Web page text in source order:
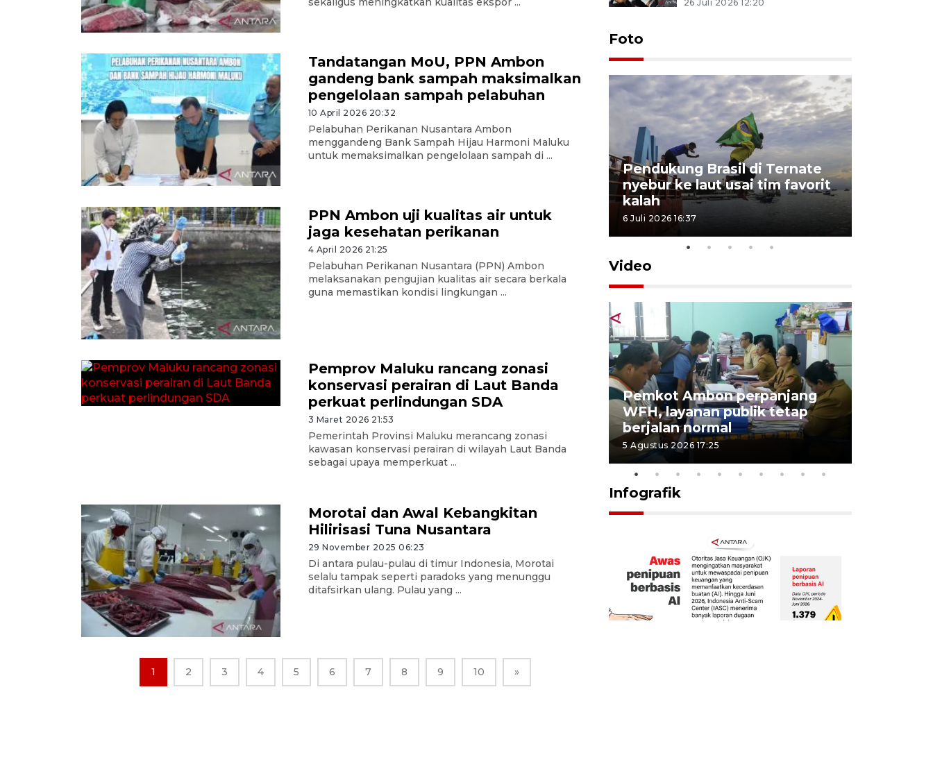
Tandatangan MoU, PPN Ambon
gandeng bank sampah maksimalkan
pengelolaan sampah pelabuhan
10 April 2026 20:32
Pelabuhan Perikanan Nusantara Ambon
menggandeng Bank Sampah Hijau Harmoni Maluku
untuk memaksimalkan pengelolaan sampah di ...
PPN Ambon uji kualitas air untuk
jaga kesehatan perikanan
4 April 2026 21:25
Pelabuhan Perikanan Nusantara (PPN) Ambon
melaksanakan pengujian kualitas air secara berkala
guna memastikan kondisi lingkungan ...
Pemprov Maluku rancang zonasi
konservasi perairan di Laut Banda
perkuat perlindungan SDA
3 Maret 2026 21:53
Pemerintah Provinsi Maluku merancang zonasi
kawasan konservasi perairan di wilayah Laut Banda
sebagai upaya memperkuat ...
Morotai dan Awal Kebangkitan
Hilirisasi Tuna Nusantara
29 November 2025 06:23
Di antara pulau-pulau di timur Indonesia, Morotai
selalu tampak seperti paradoks yang menunggu
ditafsirkan ulang. Pulau yang ...
1 2 3 4 5 6 7 8 9 10 »
26 Juli 2026 12:20
Foto
5 Mei 2026 05:32
Pendukung Brasil di Ternate
nyebur ke laut usai tim favorit
kalah
6 Juli 2026 16:37
Video
Ambon ajak semua pihak buka
ruang pada anak di lembaga
pembinaan
23 Juli 2026 14:28
Pemkot Ambon perpanjang
WFH, layanan publik tetap
berjalan normal
5 Agustus 2026 17:25
Infografik